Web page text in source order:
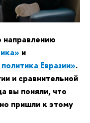
направлению
и
Евразии».
и сравнительной
вы поняли, что
пришли к этому